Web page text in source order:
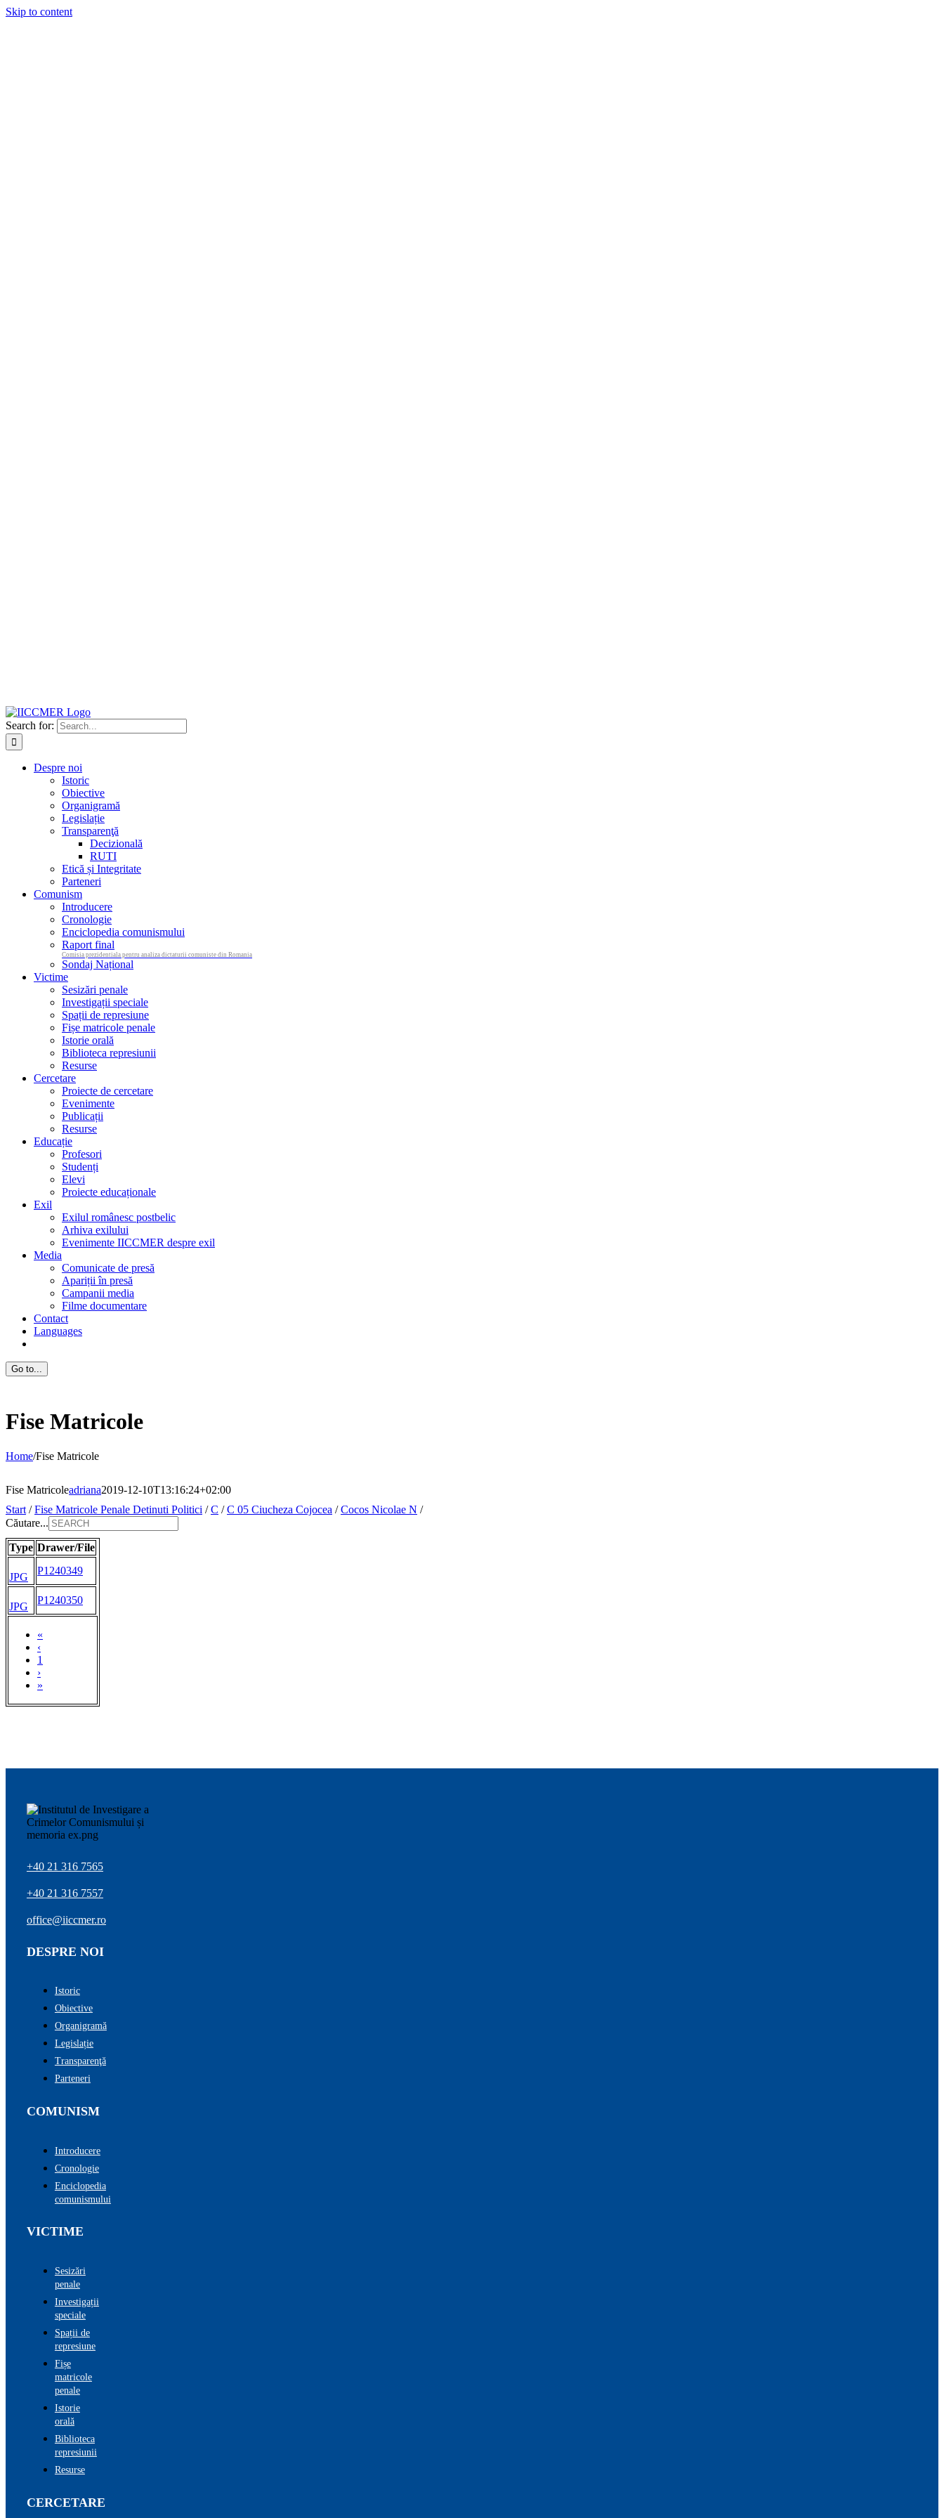
Skip to content
Search for:
Despre noi
Istoric
Obiective
Organigramă
Legislație
Transparenţă
Decizională
RUTI
Etică și Integritate
Parteneri
Comunism
Introducere
Cronologie
Enciclopedia comunismului
Raport final
Comisia prezidentiala pentru analiza dictaturii comuniste din Romania
Sondaj Național
Victime
Sesizări penale
Investigații speciale
Spații de represiune
Fișe matricole penale
Istorie orală
Biblioteca represiunii
Resurse
Cercetare
Proiecte de cercetare
Evenimente
Publicații
Resurse
Educație
Profesori
Studenți
Elevi
Proiecte educaționale
Exil
Exilul românesc postbelic
Arhiva exilului
Evenimente IICCMER despre exil
Media
Comunicate de presă
Apariții în presă
Campanii media
Filme documentare
Contact
Languages
Go to...
Fise Matricole
Home/Fise Matricole
Fise Matricoleadriana2019-12-10T13:16:24+02:00
Start /Fise Matricole Penale Detinuti Politici /C /C 05 Ciucheza Cojocea /Cocos Nicolae N /
Căutare...
Type Drawer/File
«
‹
1
›
»
JPG
P1240349
JPG
P1240350
+40 21 316 7565
+40 21 316 7557
office@iiccmer.ro
DESPRE NOI
Istoric
Obiective
Organigramă
Legislație
Transparenţă
Parteneri
COMUNISM
Introducere
Cronologie
Enciclopedia
comunismului
VICTIME
Sesizări
penale
Investigații
speciale
Spații de
represiune
Fișe
matricole
penale
Istorie
orală
Biblioteca
represiunii
Resurse
CERCETARE